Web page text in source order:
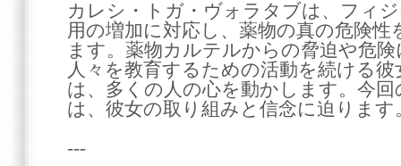
カレシ・トガ・ヴォラタブは、フィ
用の増加に対応し、薬物の真の危険
ます。薬物カルテルからの脅迫や危
人々を教育するための活動を続ける
は、多くの人の心を動かします。今
は、彼女の取り組みと信念に迫りま
---